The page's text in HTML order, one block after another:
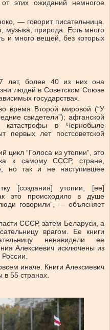
этих ожиданий немногое
— говорит писательница.
музыка, природа. Есть много
и много вещей, без которых
лет, более 40 из них она
людей в Советском Союзе
государствах.
время Второй мировой (“У
свидетели”); афганской
катастрофы в Чернобыле
первых лет постсоветской
цикл “Голоса из утопии”, это
к самому СССР, стране,
но так и не наступившее
[создания] утопии, [ее]
это происходило в душе
говорили”, — объясняет
СССР, затем Беларуси, а
врагом. Ее книги
ненавидели ее
Алексиевич исключены из
иначе. Книги Алексиевич
в 55 странах.